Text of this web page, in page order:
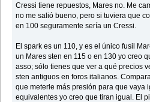
Cressi tiene repuestos, Mares no. Me
no me salió bueno, pero si tuviera que
en 100 seguramente sería un Cressi.
El spark es un 110, y es el único fusil
un Mares sten en 115 o en 130 yo creo
asso; sólo tienes que ver a qué precios
sten antiguos en foros italianos.
que meterle más presión para que vaya
equivalentes yo creo que tiran igual. El